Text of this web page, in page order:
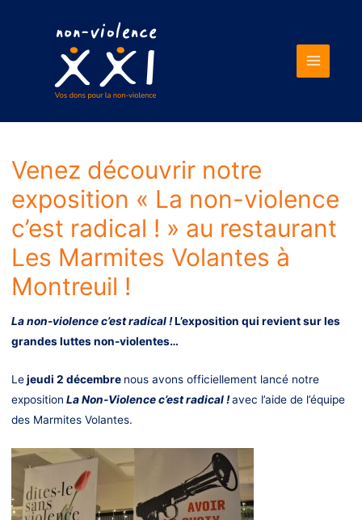
Main
Venez découvrir notre
exposition « La non-violence
c’est radical ! » au restaurant
Les Marmites Volantes à
Montreuil !
La non-violence c’est radical !L’exposition qui revient sur les
grandes luttes non-violentes…
Lejeudi 2 décembre nous avons officiellement lancé notre
exposition La Non-Violence c’est radical !avec l’aide de l’équipe
des Marmites Volantes.